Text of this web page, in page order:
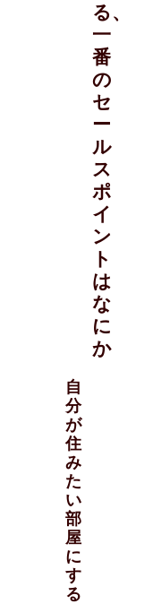
る、
一
番
の
セ
ー
ル
ス
ポ
イ
ン
ト
は
な
に
か
自
分
が
住
み
た
い
部
屋
に
す
る